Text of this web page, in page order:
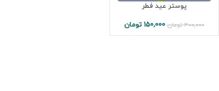
پوستر عید فطر
300,000 تومان 150,000 تومان